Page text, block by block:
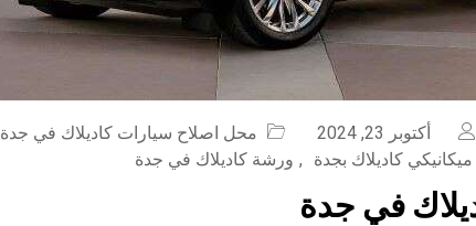
أكتوبر 23, 2024 محل اصلاح سيارات كاديلاك في جدة
ميكانيكي كاديلاك بجدة , ورشة كاديلاك في جدة
في جدة